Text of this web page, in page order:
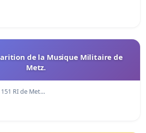
de la Musique Militaire de
Metz.
RI de Met…